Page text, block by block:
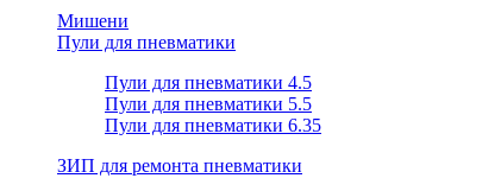
Мишени
Пули для пневматики
Пули для пневматики 4.5
Пули для пневматики 5.5
Пули для пневматики 6.35
ЗИП для ремонта пневматики